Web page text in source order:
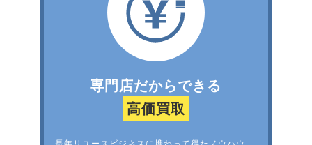
専門店だからできる
高価買取